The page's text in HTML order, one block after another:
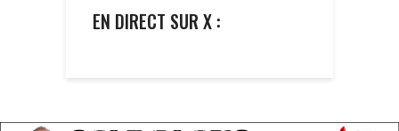
EN DIRECT SUR X :